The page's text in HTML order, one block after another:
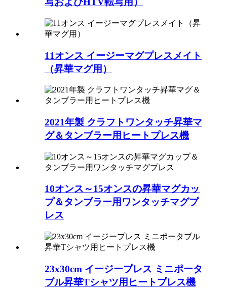
11オンス イージーマグプレスメイト
（昇華マグ用）
2021年製 クラフトワンタッチ昇華マ
グ＆タンブラー用ヒートプレス機
10オンス～15オンスの昇華マグカッ
プ＆タンブラー用ワンタッチマグプ
レス
23x30cm イージープレス ミニポータ
ブル昇華Tシャツ用ヒートプレス機